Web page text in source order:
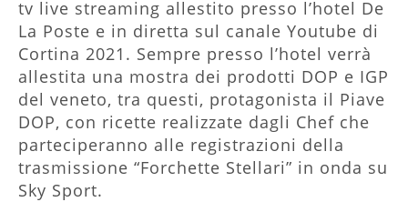
tv live streaming allestito presso l’hotel De
La Poste e in diretta sul canale Youtube di
Cortina 2021. Sempre presso l’hotel verrà
allestita una mostra dei prodotti DOP e IGP
del veneto, tra questi, protagonista il Piave
DOP, con ricette realizzate dagli Chef che
parteciperanno alle registrazioni della
trasmissione “Forchette Stellari” in onda su
Sky Sport.